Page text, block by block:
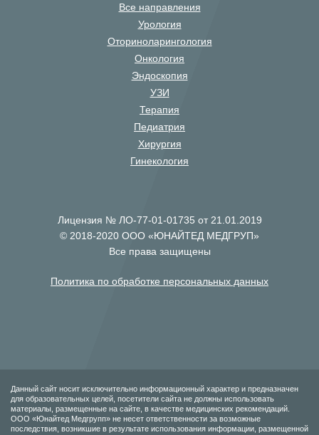
Все направления
Урология
Оториноларингология
Онкология
Эндоскопия
УЗИ
Терапия
Педиатрия
Хирургия
Гинекология
Лицензия № ЛО-77-01-01735 от 21.01.2019
© 2018-2020 ООО «ЮНАЙТЕД МЕДГРУП»
Все права защищены
Политика по обработке персональных данных
Данный сайт носит исключительно информационный характер и предназначен
для образовательных целей, посетители сайта не должны использовать
материалы, размещенные на сайте, в качестве медицинских рекомендаций.
ООО «Юнайтед Медгрупп» не несет ответственности за возможные
последствия, возникшие в результате использования информации, размещенной